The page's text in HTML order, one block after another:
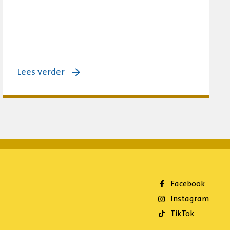
Lees verder over:
Playground
Facebook
Instagram
TikTok